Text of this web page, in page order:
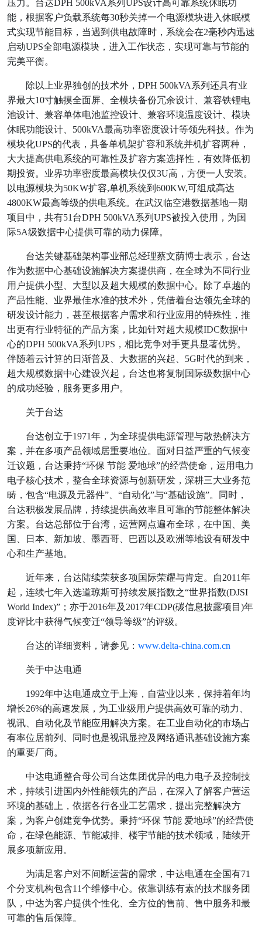
压力。台达DPH 500kVA系列UPS设计高可靠系统休眠功
能，根据客户负载系统每30秒关掉一个电源模块进入休眠模
式实现节能目标，当遇到供电故障时，系统会在2毫秒内迅速
启动UPS全部电源模块，进入工作状态，实现可靠与节能的
完美平衡。
除以上业界独创的技术外，DPH 500kVA系列还具有业
界最大10寸触摸全面屏、全模块备份冗余设计、兼容铁锂电
池设计、兼容单体电池监控设计、兼容环境温度设计、模块
休眠功能设计、500kVA最高功率密度设计等领先科技。作为
模块化UPS的代表，具备单机架扩容和系统并机扩容两种，
大大提高供电系统的可靠性及扩容方案选择性，有效降低初
期投资。业界功率密度最高模块仅仅3U高，方便一人安装。
以电源模块为50KW扩容,单机系统到600KW,可组成高达
4800KW最高等级的供电系统。在武汉临空港数据基地一期
项目中，共有51台DPH 500kVA系列UPS被投入使用，为国
际5A级数据中心提供可靠的动力保障。
台达关键基础架构事业部总经理蔡文荫博士表示，台达
作为数据中心基础设施解决方案提供商，在全球为不同行业
用户提供小型、大型以及超大规模的数据中心。除了卓越的
产品性能、业界最佳水准的技术外，凭借着台达领先全球的
研发设计能力，甚至根据客户需求和行业应用的特殊性，推
出更有行业特征的产品方案，比如针对超大规模IDC数据中
心的DPH 500kVA系列UPS，相比竞争对手更具显著优势。
伴随着云计算的日渐普及、大数据的兴起、5G时代的到来，
超大规模数据中心建设兴起，台达也将复制国际级数据中心
的成功经验，服务更多用户。
关于台达
台达创立于1971年，为全球提供电源管理与散热解决方
案，并在多项产品领域居重要地位。面对日益严重的气候变
迁议题，台达秉持“环保 节能 爱地球”的经营使命，运用电力
电子核心技术，整合全球资源与创新研发，深耕三大业务范
畴，包含“电源及元器件”、“自动化”与“基础设施”。同时，
台达积极发展品牌，持续提供高效率且可靠的节能整体解决
方案。台达总部位于台湾，运营网点遍布全球，在中国、美
国、日本、新加坡、墨西哥、巴西以及欧洲等地设有研发中
心和生产基地。
近年来，台达陆续荣获多项国际荣耀与肯定。自2011年
起，连续七年入选道琼斯可持续发展指数之“世界指数(DJSI
World Index)”；亦于2016年及2017年CDP(碳信息披露项目)年
度评比中获得气候变迁“领导等级”的评级。
台达的详细资料，请参见： www.delta-china.com.cn
关于中达电通
1992年中达电通成立于上海，自营业以来，保持着年均
增长26%的高速发展，为工业级用户提供高效可靠的动力、
视讯、自动化及节能应用解决方案。在工业自动化的市场占
有率位居前列、同时也是视讯显控及网络通讯基础设施方案
的重要厂商。
中达电通整合母公司台达集团优异的电力电子及控制技
术，持续引进国内外性能领先的产品，在深入了解客户营运
环境的基础上，依据各行各业工艺需求，提出完整解决方
案，为客户创建竞争优势。秉持“环保 节能 爱地球”的经营使
命，在绿色能源、节能减排、楼宇节能的技术领域，陆续开
展多项新应用。
为满足客户对不间断运营的需求，中达电通在全国有71
个分支机构包含11个维修中心。依靠训练有素的技术服务团
队，中达为客户提供个性化、全方位的售前、售中服务和最
可靠的售后保障。